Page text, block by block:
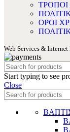
ΟΡΟΙ
Web Services &
Start typing to see
Close